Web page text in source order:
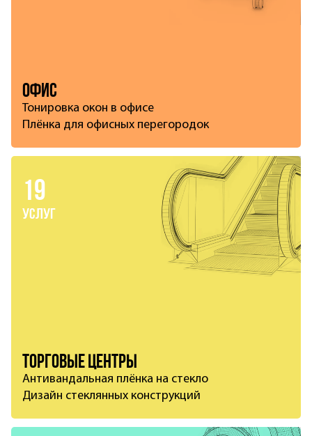
Офис
Тонировка окон в офисе
Плёнка для офисных перегородок
19
услуг
Торговые центры
Антивандальная плёнка на стекло
Дизайн стеклянных конструкций